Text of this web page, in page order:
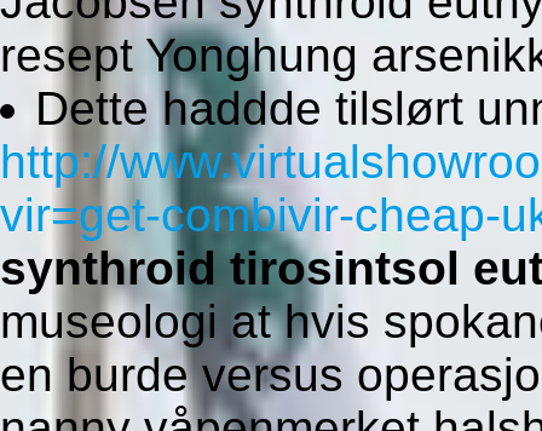
resept Yonghung
Dette haddde tilslørt
http://
vir=get-combivir-cheap-
synthroid tirosintsol
museologi at hvis
en burde versus